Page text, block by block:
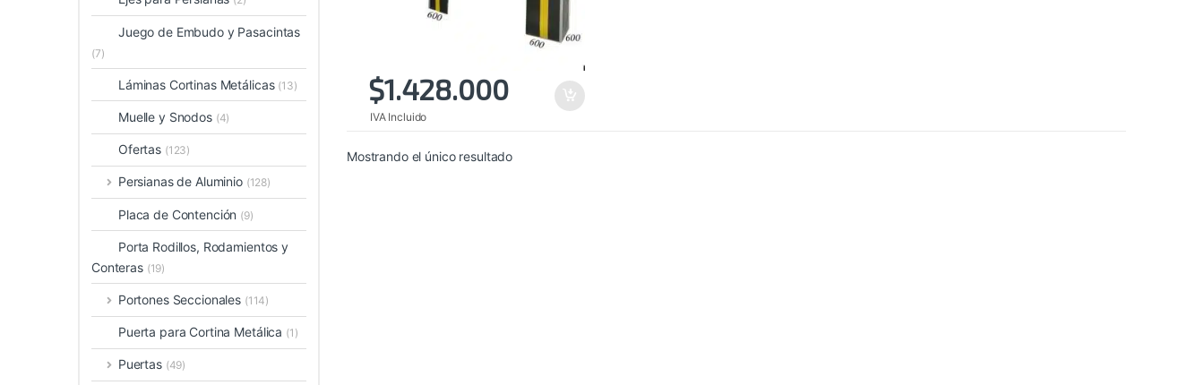
$1.428.000
IVA Incluido
Mostrando el único resultado
Juego de Embudo y Pasacintas
(7)
Láminas Cortinas Metálicas (13)
Muelle y Snodos (4)
Ofertas (123)
Persianas de Aluminio (128)
Placa de Contención (9)
Porta Rodillos, Rodamientos y
Conteras (19)
Portones Seccionales (114)
Puerta para Cortina Metálica (1)
Puertas (49)